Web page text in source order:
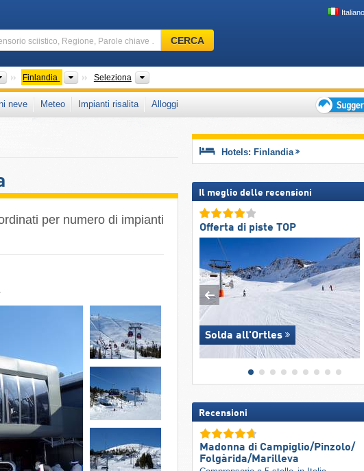
Italiano
Comprensorio
sciistico,
chiave
…
CERCA
Continenti
Finlandia PaesiSeleziona
neve Meteo Impianti risalita
Alloggi
per
per numero di impianti
Hotels: Finlandia
Il meglio delle recensioni
Offerta di piste TOP
Solda all'Ortles
Recensioni
Madonna di Campiglio/​Pinzolo/​
Folgàrida/​Marilleva